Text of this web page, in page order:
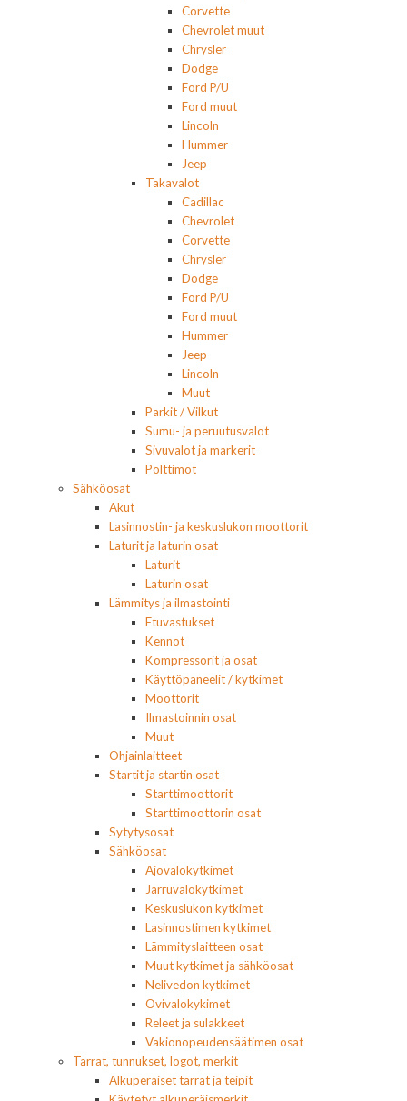
Corvette
Chevrolet muut
Chrysler
Dodge
Ford P/U
Ford muut
Lincoln
Hummer
Jeep
Takavalot
Cadillac
Chevrolet
Corvette
Chrysler
Dodge
Ford P/U
Ford muut
Hummer
Jeep
Lincoln
Muut
Parkit / Vilkut
Sumu- ja peruutusvalot
Sivuvalot ja markerit
Polttimot
Sähköosat
Akut
Lasinnostin- ja keskuslukon moottorit
Laturit ja laturin osat
Laturit
Laturin osat
Lämmitys ja ilmastointi
Etuvastukset
Kennot
Kompressorit ja osat
Käyttöpaneelit / kytkimet
Moottorit
Ilmastoinnin osat
Muut
Ohjainlaitteet
Startit ja startin osat
Starttimoottorit
Starttimoottorin osat
Sytytysosat
Sähköosat
Ajovalokytkimet
Jarruvalokytkimet
Keskuslukon kytkimet
Lasinnostimen kytkimet
Lämmityslaitteen osat
Muut kytkimet ja sähköosat
Nelivedon kytkimet
Ovivalokykimet
Releet ja sulakkeet
Vakionopeudensäätimen osat
Tarrat, tunnukset, logot, merkit
Alkuperäiset tarrat ja teipit